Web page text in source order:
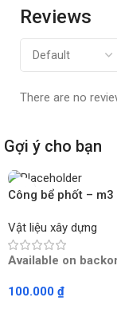
Reviews
There are no
Gợi ý cho bạn
Công bể phốt – m3
Vật liệu xây dựng
Available on
100.000 ₫